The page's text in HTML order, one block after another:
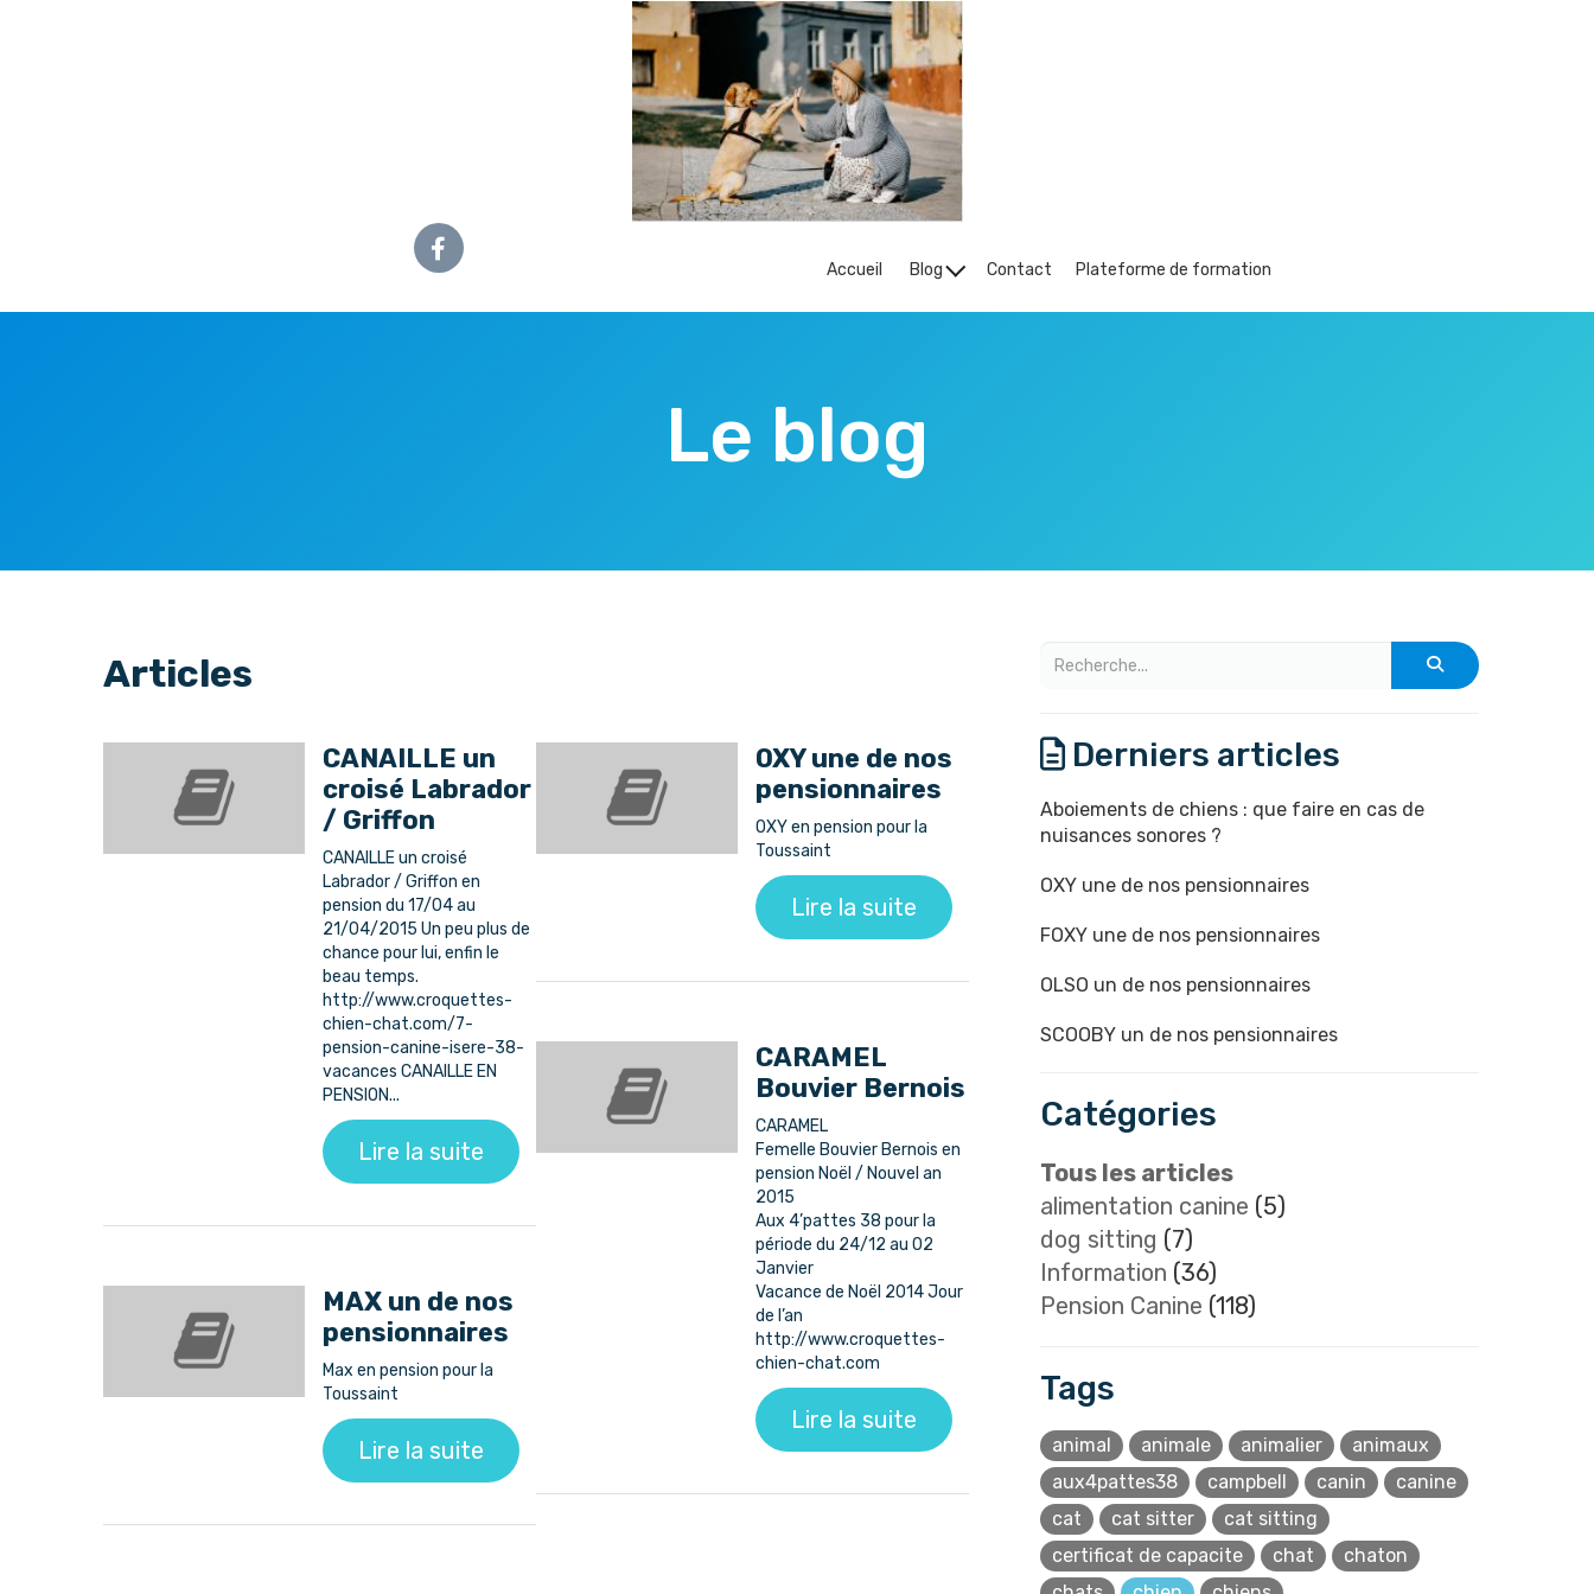
Accueil Blog Contact Plateforme de formation
Le blog
Articles
CANAILLE un
croisé Labrador
/ Griffon
CANAILLE un croisé
Labrador / Griffon en
pension du 17/04 au
21/04/2015 Un peu plus de
chance pour lui, enfin le
beau temps.
http://www.croquettes-
chien-chat.com/7-
pension-canine-isere-38-
vacances CANAILLE EN
PENSION...
Lire la suite
MAX un de nos
pensionnaires
Max en pension pour la
Toussaint
Lire la suite
OXY une de nos
pensionnaires
OXY en pension pour la
Toussaint
Lire la suite
CARAMEL
Bouvier Bernois
CARAMEL
Femelle Bouvier Bernois en
pension Noël / Nouvel an
2015
Aux 4’pattes 38 pour la
période du 24/12 au 02
Janvier
Vacance de Noël 2014 Jour
de l’an
http://www.croquettes-
chien-chat.com
Lire la suite
Derniers articles
Aboiements de chiens : que faire en cas de
nuisances sonores ?
OXY une de nos pensionnaires
FOXY une de nos pensionnaires
OLSO un de nos pensionnaires
SCOOBY un de nos pensionnaires
Catégories
Tous les articles
alimentation canine (5)
dog sitting (7)
Information (36)
Pension Canine (118)
Tags
animal animale animalier
animaux
aux4pattes38
campbell canin
canine
cat
cat sitter
cat sitting
certificat de capacite
chat
chaton